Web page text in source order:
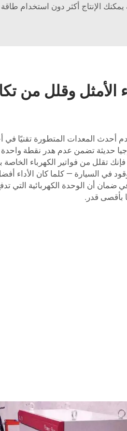
الإنتاج أكثر دون استخدام طاقة
الأمثل وقلل من
أحدث المعدات المتطورة تقنيًا
حديثة تضمن عدم هدر نقطة
فإنك تقلل من فواتير الكهرباء
في السيارة — كلما كان الأداء
ضمان أن الوحدة الكهربائية التي
بأقصى قدر.